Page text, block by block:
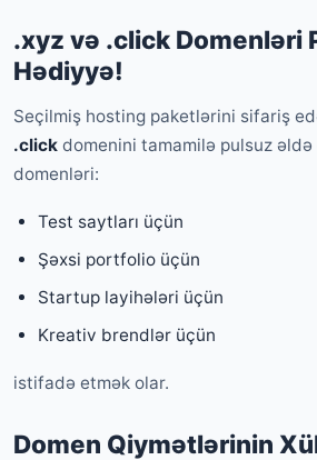
.xyz və .click Domenləri
Hədiyyə!
Seçilmiş hosting paketlərini sifariş
.click domenini tamamilə pulsuz
domenləri:
Test saytları üçün
Şəxsi portfolio üçün
Startup layihələri üçün
Kreativ brendlər üçün
istifadə etmək olar.
Domen Qiymətlərinin